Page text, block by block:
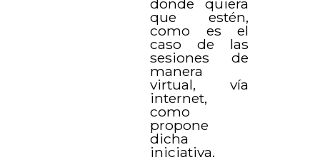
donde quiera
que estén,
como es el
caso de las
sesiones de
manera
virtual, vía
internet,
como
propone
dicha
iniciativa.